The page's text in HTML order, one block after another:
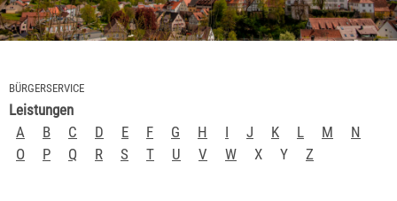
BÜRGERSERVICE
Leistungen
A
B C D E F G H I J K L M
N
O
P Q R S T U V W X Y Z